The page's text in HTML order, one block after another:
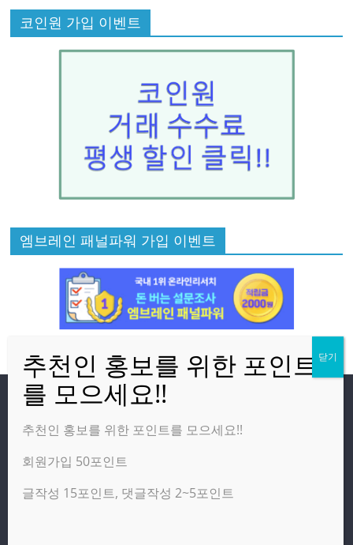
코인원 가입 이벤트
엠브레인 패널파워 가입 이벤트
방문자
온라인 방문자:29
오늘의 조회수:2,769
추천인 홍보를 위한 포인트를 모으세요!!
회원가입 50포인트
글작성 15포인트, 댓글작성 2~5포인트